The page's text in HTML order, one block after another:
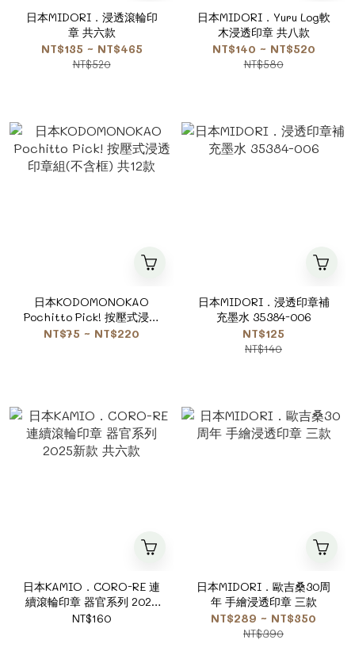
日本MIDORI．浸透滾輪印
章 共六款
NT$135 ~ NT$465
NT$520
日本MIDORI．Yuru Log軟
木浸透印章 共八款
NT$140 ~ NT$520
NT$580
日本KODOMONOKAO
Pochitto Pick! 按壓式浸透
印章組(不含框) 共12款
NT$75 ~ NT$220
日本MIDORI．浸透印章補
充墨水 35384-006
NT$125
NT$140
日本KAMIO．CORO-RE 連
續滾輪印章 器官系列 2025
新款 共六款
NT$160
日本MIDORI．歐吉桑30周
年 手繪浸透印章 三款
NT$289 ~ NT$350
NT$390